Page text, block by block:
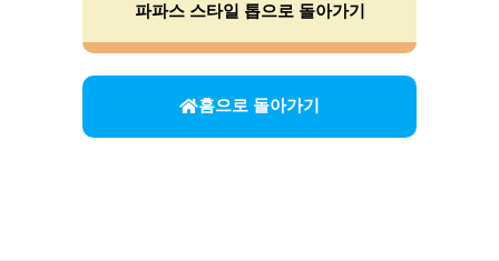
파파스 스타일 톱으로 돌아가기
홈으로 돌아가기